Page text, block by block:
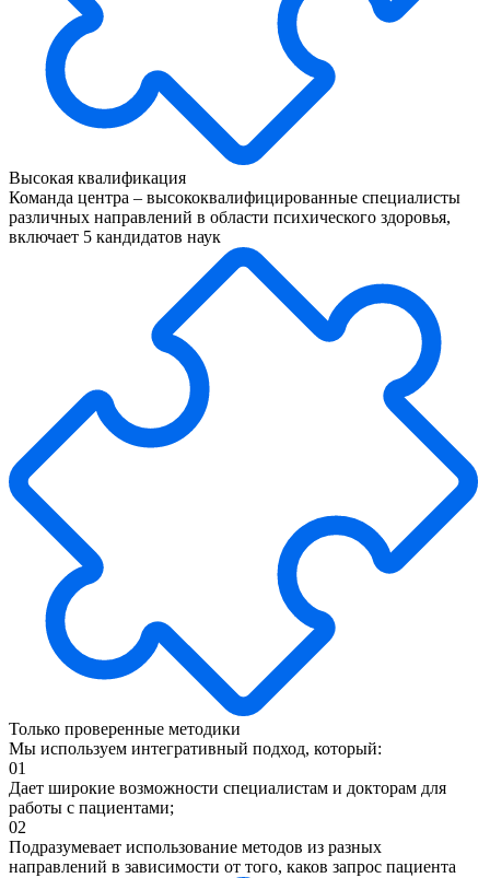
Высокая квалификация
Команда центра – высококвалифицированные специалисты
различных направлений в области психического здоровья,
включает 5 кандидатов наук
Только проверенные методики
Мы используем интегративный подход, который:
01
Дает широкие возможности специалистам и докторам для
работы с пациентами;
02
Подразумевает использование методов из разных
направлений в зависимости от того, каков запрос пациента